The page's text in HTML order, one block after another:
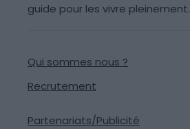
guide pour les vivre pleinement.
Qui sommes nous ?
Recrutement
Partenariats/Publicité